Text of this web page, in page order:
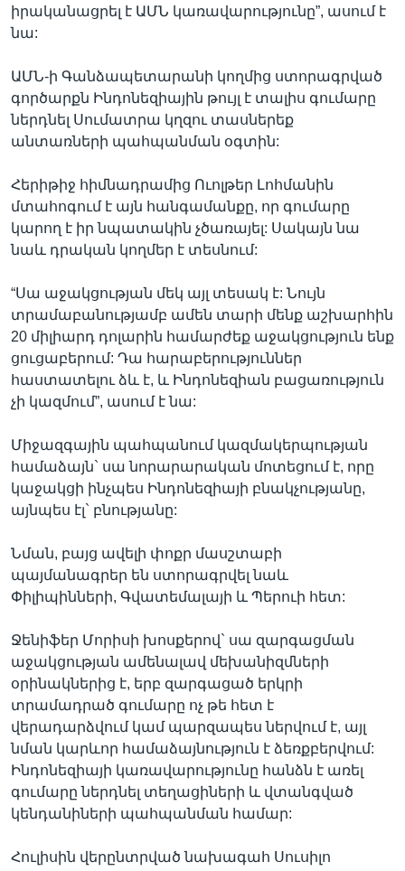
իրականացրել է ԱՄՆ կառավարությունը”, ասում է
նա:
ԱՄՆ-ի Գանձապետարանի կողմից ստորագրված
գործարքն Ինդոնեզիային թույլ է տալիս գումարը
ներդնել Սումատրա կղզու տասներեք
անտառների պահպանման օգտին:
Հերիթիջ հիմնադրամից Ուոլթեր Լոհմանին
մտահոգում է այն հանգամանքը, որ գումարը
կարող է իր նպատակին չծառայել: Սակայն նա
նաև դրական կողմեր է տեսնում:
“Սա աջակցության մեկ այլ տեսակ է: Նույն
տրամաբանությամբ ամեն տարի մենք աշխարհին
20 միլիարդ դոլարին համարժեք աջակցություն ենք
ցուցաբերում: Դա հարաբերություններ
հաստատելու ձև է, և Ինդոնեզիան բացառություն
չի կազմում”, ասում է նա:
Միջազգային պահպանում կազմակերպության
համաձայն` սա նորարարական մոտեցում է, որը
կաջակցի ինչպես Ինդոնեզիայի բնակչությանը,
այնպես էլ` բնությանը:
Նման, բայց ավելի փոքր մասշտաբի
պայմանագրեր են ստորագրվել նաև
Փիլիպինների, Գվատեմալայի և Պերուի հետ:
Ջենիֆեր Մորիսի խոսքերով` սա զարգացման
աջակցության ամենալավ մեխանիզմների
օրինակներից է, երբ զարգացած երկրի
տրամադրած գումարը ոչ թե հետ է
վերադարձվում կամ պարզապես ներվում է, այլ
նման կարևոր համաձայնություն է ձեռքբերվում:
Ինդոնեզիայի կառավարությունը հանձն է առել
գումարը ներդնել տեղացիների և վտանգված
կենդանիների պահպանման համար:
Հուլիսին վերընտրված նախագահ Սուսիլո